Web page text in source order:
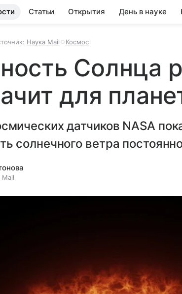
Статьи Открытия День в науке
Наука Mail Космос
Солнца
для
датчиков NASA
солнечного ветра
Mail